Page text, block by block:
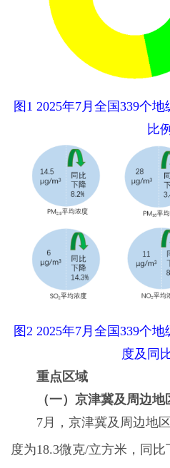
图1 2025年7月全国339个
比例
图2 2025年7月全国339个
度及同
重点区域
（一）京津冀及周边地
7月，京津冀及周边地区
度为18.3微克/立方米，同比